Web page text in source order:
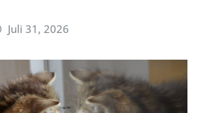
Juli 31, 2026